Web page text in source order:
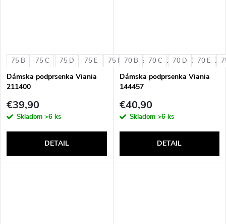
75 B 75 C 75 D 75 E 75 F 75 G 80 B 80 C 80 D
Dámska podprsenka Viania
211400
€39,90
Skladom >6 ks
DETAIL
70 B 70 C 70 D 70 E
Dámska podprsenka Viania
144457
€40,90
Skladom >6 ks
DETAIL